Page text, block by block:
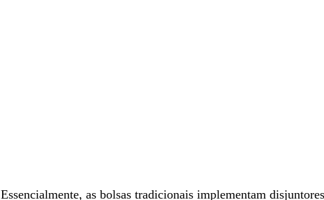
Essencialmente, as bolsas tradicionais implementam